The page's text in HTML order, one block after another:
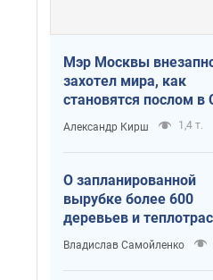
Мэр Москвы
захотел мира, как
становятся послом
и новые украинские
рейтинги
Александр Кирш 1,4 т.
О запланированной
вырубке более 600
деревьев и
что происходит на
Теремках в Киеве
Владислав Самойленко